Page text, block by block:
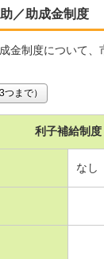
／助成金制度
金制度について
まで）
利子補給制度
なし